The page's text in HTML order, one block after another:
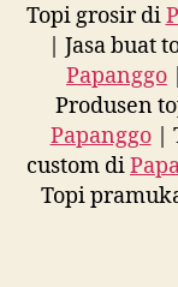
Topi grosir di
| Jasa buat
Papanggo
Produsen
Papanggo|
custom di
Topi